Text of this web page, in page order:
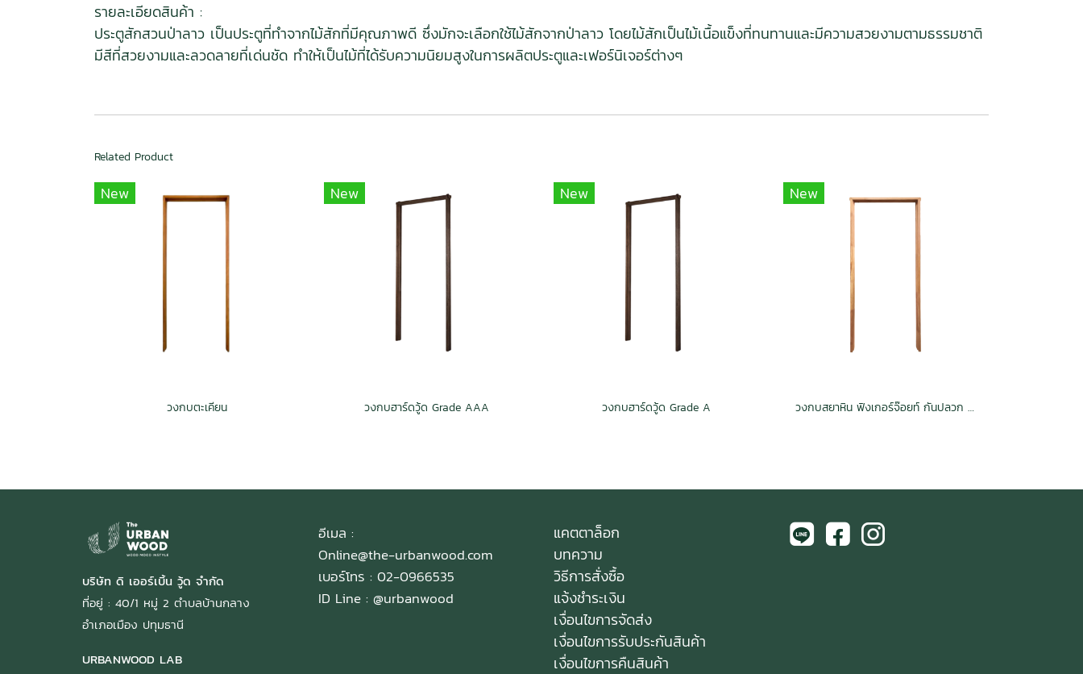
รายละเอียดสินค้า :
ประตูสักสวนป่าลาว เป็นประตูที่ทำจากไม้สักที่มีคุณภาพดี ซึ่งมักจะเลือกใช้ไม้สักจากป่าลาว โดยไม้สักเป็นไม้เนื้อแข็งที่ทนทานและมีความสวยงามตามธรรมชาติ
มีสีที่สวยงามและลวดลายที่เด่นชัด ทำให้เป็นไม้ที่ได้รับความนิยมสูงในการผลิตประตูและเฟอร์นิเจอร์ต่างๆ
Related Product
New
วงกบตะเคียน
New
วงกบฮาร์ดวู้ด Grade AAA
New
วงกบฮาร์ดวู้ด Grade A
New
วงกบสยาหิน ฟิงเกอร์จ๊อยท์ กันปลวก H3.2
บริษัท ดิ เออร์เบิ้น วู้ด จำกัด
ที่อยู่ : 40/1 หมู่ 2 ตำบลบ้านกลาง
อำเภอเมือง ปทุมธานี
URBANWOOD LAB
อีเมล :
Online@the-urbanwood.com
เบอร์โทร : 02-0966535
ID Line : @urbanwood
แคตตาล็อก
บทความ
วิธีการสั่งซื้อ
แจ้งชำระเงิน
เงื่อนไขการจัดส่ง
เงื่อนไขการรับประกันสินค้า
เงื่อนไขการคืนสินค้า